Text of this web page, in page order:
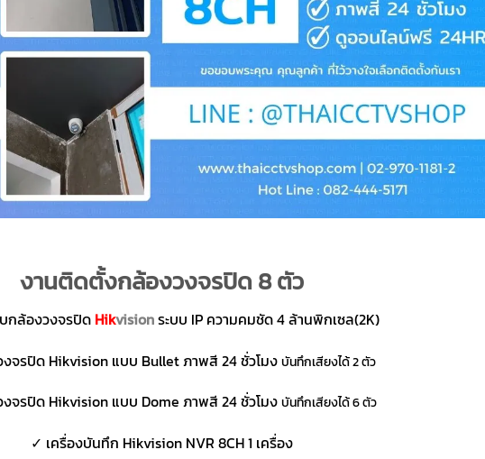
งานติดตั้งกล้องวงจรปิด 8 ตัว
กล้องวงจรปิด Hikvisionระบบ IP ความคมชัด 4 ล้านพิกเซล(2K)
จรปิด Hikvision แบบ Bullet ภาพสี 24 ชั่วโมงบันทึกเสียงได้ 2 ตัว
จรปิด Hikvision แบบ Dome ภาพสี 24 ชั่วโมงบันทึกเสียงได้ 6 ตัว
✓ เครื่องบันทึก Hikvision NVR 8CH 1 เครื่อง